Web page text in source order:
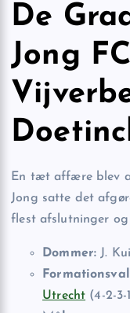
De
Jong
En tæt affære blev
Jong satte det
flest afslutninger
Dommer: J.
Utrecht (4-2-3-